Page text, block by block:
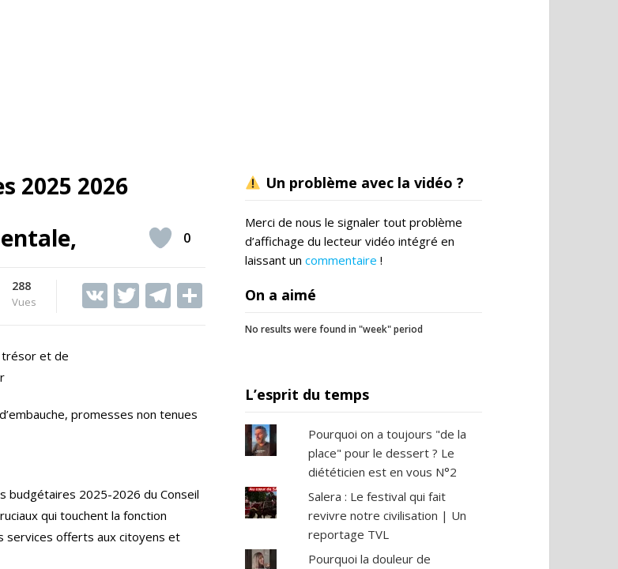
2025 2026
288
Vues V T T
m
0
trésor et de
promesses non tenues
budgétaires 2025-2026 du Conseil
qui touchent la fonction
services offerts aux citoyens et
Un problème avec la vidéo ?
Merci de nous le signaler tout problème
d’affichage du lecteur vidéo intégré en
laissant un commentaire !
On a aimé
No results were found in "week" period
L’esprit du temps
Pourquoi on a toujours "de la
place" pour le dessert ? Le
diététicien est en vous N°2
Salera : Le festival qui fait
revivre notre civilisation | Un
reportage TVL
Pourquoi la douleur de